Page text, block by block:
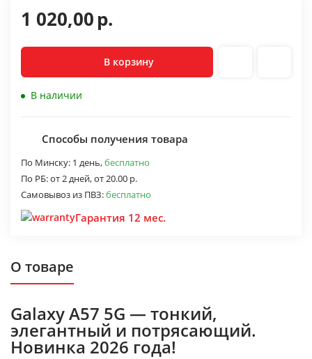
1 020,00р.
В корзину
В наличии
Способы получения товара
По Минску: 1 день,бесплатно
По РБ:от 2 дней,от 20.00 р.
Самовывоз из ПВЗ:бесплатно
Гарантия 12 мес.
О товаре
Galaxy A57 5G — тонкий,
элегантный и потрясающий.
Новинка 2026 года!